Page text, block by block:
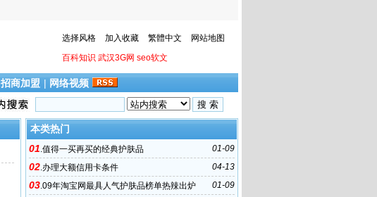
选择风格 加入收藏 繁體中文
网站地图
百科知识 武汉3G网 seo软文
招商加盟 | 网络视频
本类热门
01-09
01.值得一买再买的经典护肤品
04-13
02.办理大额信用卡条件
01-09
03.09年淘宝网最具人气护肤品榜单热辣出炉